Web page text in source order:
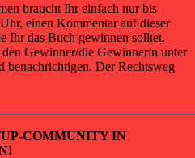
braucht Ihr einfach nur bis
einen Kommentar auf dieser
Ihr das Buch gewinnen solltet.
Gewinner/die Gewinnerin unter
benachrichtigen. Der Rechtsweg
COMMUNITY IN